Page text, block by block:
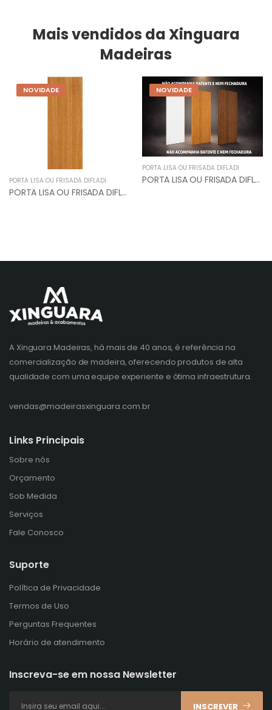
Mais vendidos da Xinguara
Madeiras
NOVIDADE
PORTA LISA OU FRISADA DIFLADI
PORTA LISA OU FRISADA DIFLADI
NOVIDADE
PORTA LISA OU FRISADA DIFLADI
PORTA LISA OU FRISADA DIFLADI
A Xinguara Madeiras, há mais de 40 anos, é referência na
comercialização de madeira, oferecendo produtos de alta
qualidade com uma equipe experiente e ótima infraestrutura.
vendas@madeirasxinguara.com.br
Links Principais
Sobre nós
Orçamento
Sob Medida
Serviços
Fale Conosco
Suporte
Política de Privacidade
Termos de Uso
Perguntas Frequentes
Horário de atendimento
Inscreva-se em nossa Newsletter
INSCREVER